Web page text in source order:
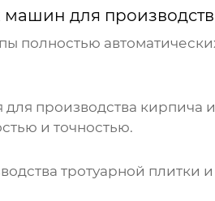
машин для
полностью
производства кирпича
и точностью.
тротуарной плитки